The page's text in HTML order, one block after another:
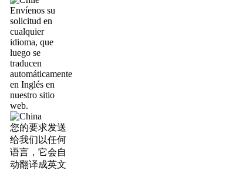
Envíenos su
solicitud en
cualquier
idioma, que
luego se
traducen
automáticamente
en Inglés en
nuestro sitio
web.
您的要求发送
给我们以任何
语言，它会自
动翻译成英文